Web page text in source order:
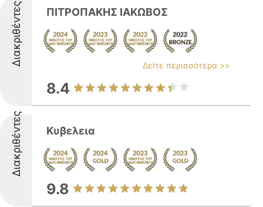
Διακριθέντες ΠΙΤΡΟΠΑΚΗΣ ΙΑΚΩΒΟΣ
Δείτε περισσότερα >>
8.4
Διακριθέντες Κυβελεια
9.8